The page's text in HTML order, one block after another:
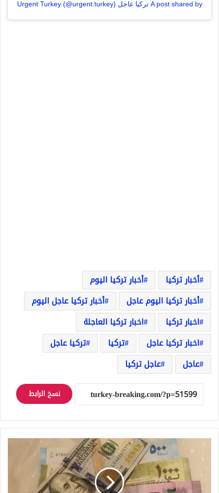
A post shared by تركيا عاجل Urgent Turkey (@urgent.turkey)
أخبار تركيا
أخبار تركيا اليوم
أخبار تركيا اليوم عاجل
أخبار تركيا عاجل اليوم
اخبار تركيا
اخبار تركيا العاجلة
اخبار تركيا عاجل
تركيا
تركيا عاجل
عاجل
عاجل تركيا
نسخ الرابط
صرف
السورية